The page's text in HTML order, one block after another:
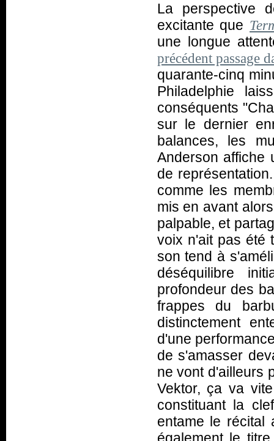
La perspective
excitante que
une longue
précédent passage
quarante-cinq
Philadelphie
conséquents
sur le dernier
balances, les
Anderson affiche
de
comme les
mis en avant
palpable, et
voix n'ait pas été
son tend à
déséquilibre
profondeur des
frappes du
distinctement
d'une
de s'amasser
ne vont d'ailleurs
Vektor, ça va
constituant la
entame le récital